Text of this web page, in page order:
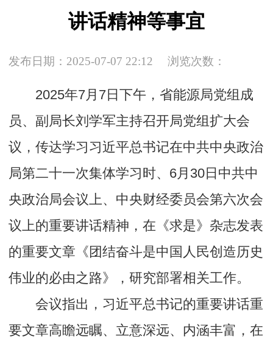
讲话精神等事宜
发布日期：2025-07-07 22:12 浏览次数：
2025年7月7日下午，省能源局党组成
员、副局长刘学军主持召开局党组扩大会
议，传达学习习近平总书记在中共中央政治
局第二十一次集体学习时、6月30日中共中
央政治局会议上、中央财经委员会第六次会
议上的重要讲话精神，在《求是》杂志发表
的重要文章《团结奋斗是中国人民创造历史
伟业的必由之路》，研究部署相关工作。
会议指出，习近平总书记的重要讲话重
要文章高瞻远瞩、立意深远、内涵丰富，在